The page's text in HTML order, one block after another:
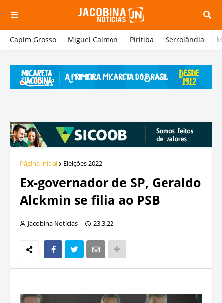
Capim Grosso Miguel Calmon Piritiba Serrolândia
Página inicial Eleições 2022
Ex-governador de SP, Geraldo
Alckmin se filia ao PSB
Jacobina Notícias 23.3.22